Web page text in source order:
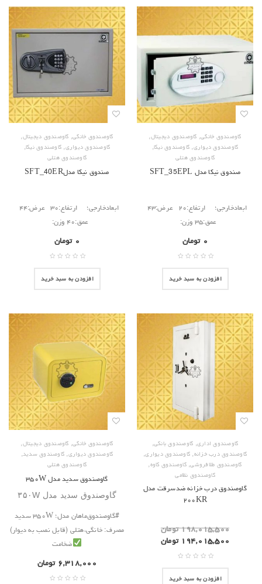
گاوصندوق خانگی, گاوصندوق دیجیتال,
گاوصندوق دیواری, گاوصندوق نیکا,
گاوصندوق هتلی
صندوق نیکا مدل SFT_35EPL
عمق:۳۵ وزن:
۰ تومان
افزودن به سبد خرید
گاوصندوق خانگی, گاوصندوق دیجیتال,
گاوصندوق دیواری, گاوصندوق نیکا,
گاوصندوق هتلی
صندوق نیکا مدلSFT_40ER
عمق:۴۰ وزن:
۰ تومان
افزودن به سبد خرید
گاوصندوق اداری, گاوصندوق بانکی,
گاوصندوق درب خزانه, گاوصندوق دیواری,
گاوصندوق طلافروشی,گاوصندوق کاوه,
گاوصندوق نظامی
گاوصندوق درب خزانه ضدسرقت مدل
۲۰۰KR
۱۹۸,۰۱۵,۵۰۰تومان
۱۹۴,۰۱۵,۵۰۰ تومان
افزودن به سبد خرید
گاوصندوق خانگی, گاوصندوق دیجیتال,
گاوصندوق دیواری, گاوصندوق سدید,
گاوصندوق هتلی
گاوصندوق سدید مدل ۳۵۰W
گاوصندوق سدید مدل ۳۵۰W
#‌گاوصندوق‌ماهان مدل؛ ‌۳۵۰W سدید
مصرف: ‌خانگی،‌هتلی (قابل نصب به دیوار)
ضخامت
۶,۳۱۸,۰۰۰ تومان